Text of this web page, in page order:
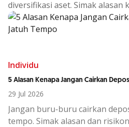
diversifikasi aset. Simakalasan
cocokditengahkondisiekono
Individu
5 Alasan Kenapa Jangan Cairkan
29 Jul 2026
Jangan buru-buru cairkan
tempo. Simak alasan dan